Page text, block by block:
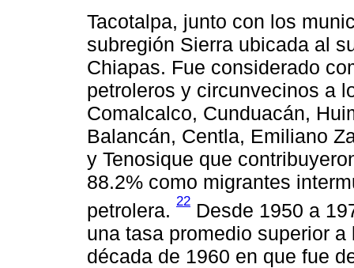
Tacotalpa, junto con los
subregión Sierra ubicada al
Chiapas. Fue considerado
petroleros y circunvecinos a
Comalcalco, Cunduacán,
Balancán, Centla, Emiliano
y Tenosique que
88.2% como migrantes
petrolera. 22 Desde 1950 a
una tasa promedio superior
década de 1960 en que fue